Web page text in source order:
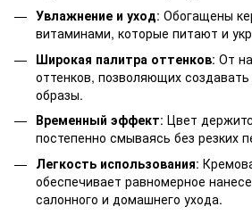
Увлажнение и уход: Обогащены
витаминами, которые питают и
Широкая палитра оттенков: От
оттенков, позволяющих
образы.
Временный эффект: Цвет
постепенно смываясь без резких
Легкость использования:
обеспечивает равномерное
салонного и домашнего ухода.